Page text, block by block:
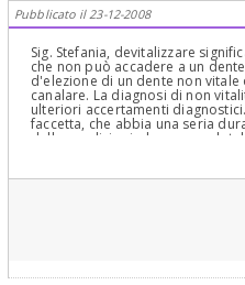
Pubblicato il 23-12-2008
Sig. Stefania, devitalizzare
che non può accadere a un
d'elezione di un dente non
canalare. La diagnosi di non
ulteriori accertamenti
faccetta, che abbia una seria
delle condizioni, che sono
ceramica risulta più invasiva,
da applicare, con maggiori
buon risultato estetico,